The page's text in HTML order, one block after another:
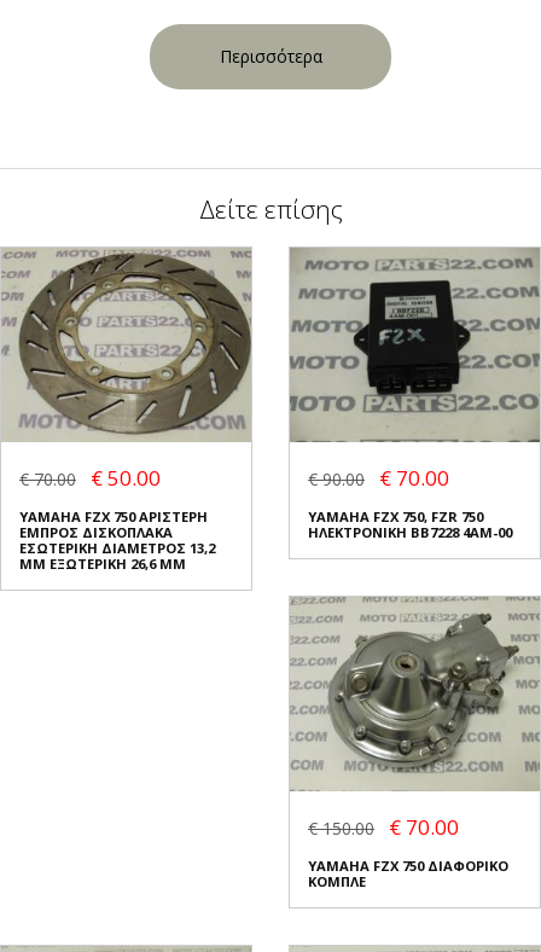
Περισσότερα
Δείτε επίσης
€ 70.00 € 50.00
YAMAHA FZX 750 ΑΡΙΣΤΕΡΗ
ΕΜΠΡΟΣ ΔΙΣΚΟΠΛΑΚΑ
ΕΣΩΤΕΡΙΚΗ ΔΙΑΜΕΤΡΟΣ 13,2
ΜΜ ΕΞΩΤΕΡΙΚΗ 26,6 ΜΜ
€ 90.00 € 70.00
YAMAHA FZX 750, FZR 750
ΗΛΕΚΤΡΟΝΙΚΗ BB7228 4AM-00
€ 150.00 € 70.00
YAMAHA FZX 750 ΔΙΑΦΟΡΙΚΟ
ΚΟΜΠΛΕ